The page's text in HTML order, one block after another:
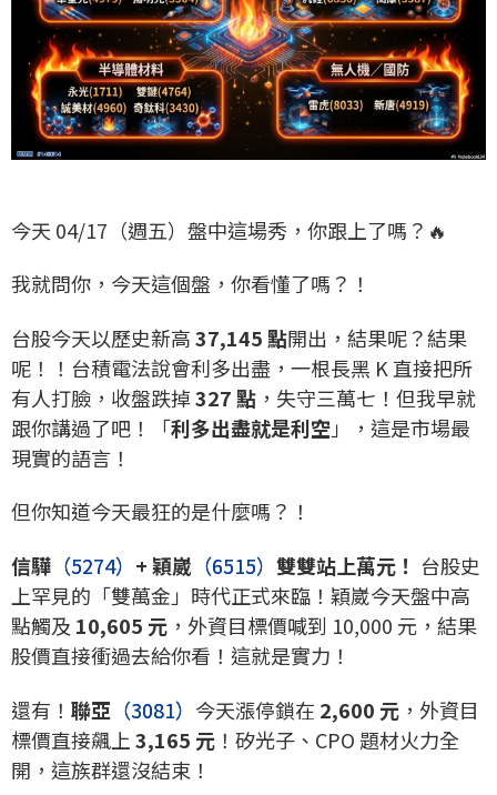
今天 04/17（週五）盤中這場秀，你跟上了嗎？🔥
我就問你，今天這個盤，你看懂了嗎？！
台股今天以歷史新高37,145 點開出，結果呢？結果
呢！！台積電法說會利多出盡，一根長黑 K 直接把所
有人打臉，收盤跌掉327 點 ，失守三萬七！但我早就
跟你講過了吧！「利多出盡就是利空」，這是市場最
現實的語言！
但你知道今天最狂的是什麼嗎？！
信驊 （5274） + 穎崴 （6515） 雙雙站上萬元！ 台股史
上罕見的「雙萬金」時代正式來臨！穎崴今天盤中高
點觸及 10,605 元 ，外資目標價喊到 10,000 元，結果
股價直接衝過去給你看！這就是實力！
還有！ 聯亞 （3081） 今天漲停鎖在 2,600 元 ，外資目
標價直接飆上 3,165 元 ！矽光子、CPO 題材火力全
開，這族群還沒結束！